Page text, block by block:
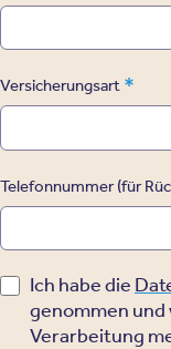
Versicherungsart *
Telefonnummer (für
Ich habe die
genommen
Verarbeitung